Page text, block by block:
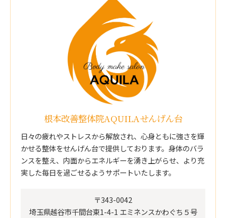
根本改善整体院AQUILAせんげん台
日々の疲れやストレスから解放され、心身ともに強さを輝
かせる整体をせんげん台で提供しております。身体のバラ
ンスを整え、内面からエネルギーを湧き上がらせ、より充
実した毎日を過ごせるようサポートいたします。
〒343-0042
埼玉県越谷市千間台東1-4-1 エミネンスかわぐち５号